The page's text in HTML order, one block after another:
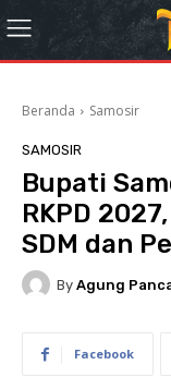
Beranda Samosir
SAMOSIR
Bupati
RKPD
SDM dan
By Agung
Facebook